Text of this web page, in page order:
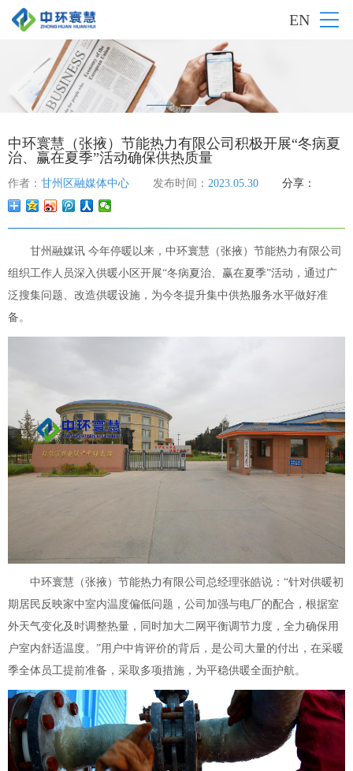
EN
中环寰慧（张掖）节能热力有限公司积极开展“冬病夏
治、赢在夏季”活动确保供热质量
作者： 甘州区融媒体中心 发布时间： 2023.05.30 分享：
甘州融媒讯 今年停暖以来，中环寰慧（张掖）节能热力有限公司
组织工作人员深入供暖小区开展“冬病夏治、赢在夏季”活动，通过广
泛搜集问题、改造供暖设施，为今冬提升集中供热服务水平做好准
备。
中环寰慧（张掖）节能热力有限公司总经理张皓说：“针对供暖初
期居民反映家中室内温度偏低问题，公司加强与电厂的配合，根据室
外天气变化及时调整热量，同时加大二网平衡调节力度，全力确保用
户室内舒适温度。”用户中肯评价的背后，是公司大量的付出，在采暖
季全体员工提前准备，采取多项措施，为平稳供暖全面护航。